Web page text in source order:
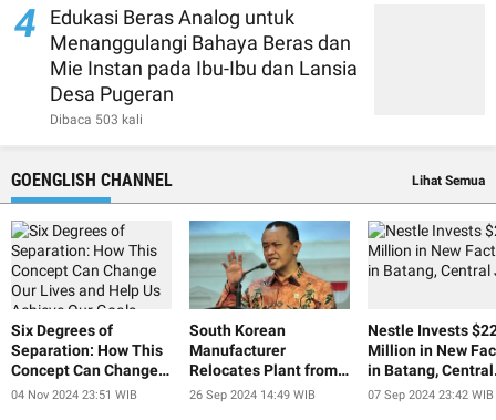
4
Edukasi Beras Analog untuk
Menanggulangi Bahaya Beras dan
Mie Instan pada Ibu-Ibu dan Lansia
Desa Pugeran
Dibaca 503 kali
GOENGLISH CHANNEL Lihat Semua
Six Degrees of
Separation: How This
Concept Can Change
Our Lives and Help Us
04 Nov 2024 23:51 WIB
South Korean
Manufacturer
Relocates Plant from
China to Indonesia
26 Sep 2024 14:49 WIB
Nestle Invests
Million in New
in Batang, Central
Java
07 Sep 2024 23:42 WIB